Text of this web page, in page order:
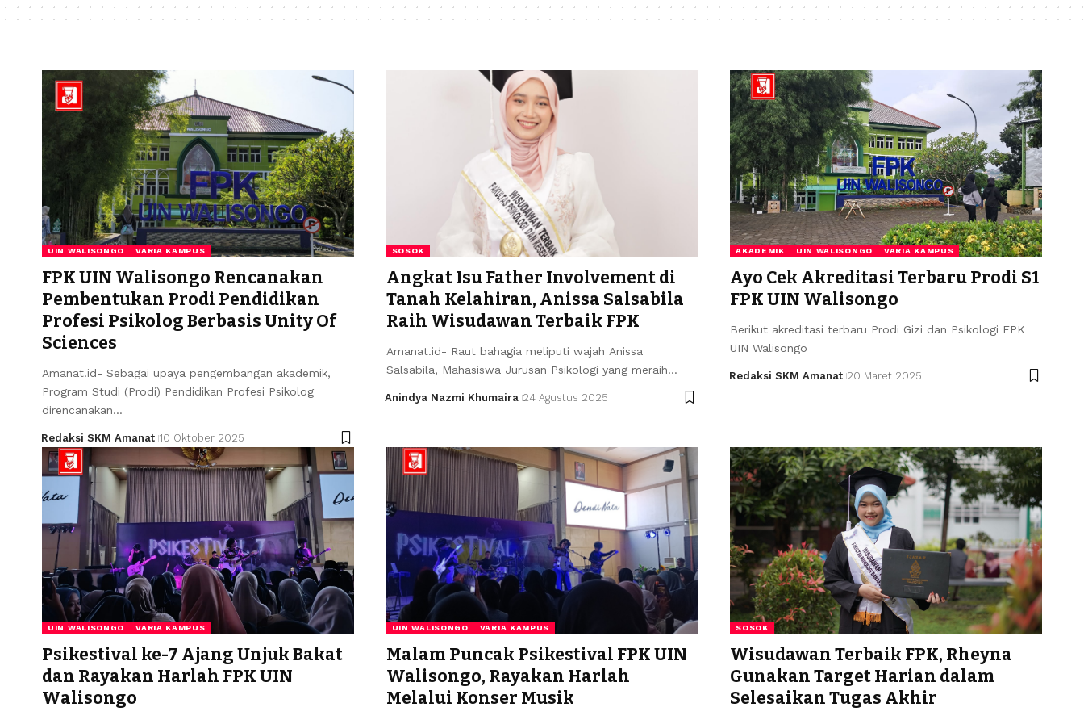
UIN WALISONGO VARIA KAMPUS
FPK UIN Walisongo Rencanakan
Pembentukan Prodi Pendidikan
Profesi Psikolog Berbasis Unity Of
Sciences
Amanat.id- Sebagai upaya pengembangan akademik,
Program Studi (Prodi) Pendidikan Profesi Psikolog
direncanakan…
Redaksi SKM Amanat 10 Oktober 2025
SOSOK
Angkat Isu Father Involvement di
Tanah Kelahiran, Anissa Salsabila
Raih Wisudawan Terbaik FPK
Amanat.id- Raut bahagia meliputi wajah Anissa
Salsabila, Mahasiswa Jurusan Psikologi yang meraih…
Anindya Nazmi Khumaira 24 Agustus 2025
AKADEMIK UIN WALISONGO VARIA KAMPUS
Ayo Cek Akreditasi Terbaru Prodi S1
FPK UIN Walisongo
Berikut akreditasi terbaru Prodi Gizi dan Psikologi FPK
UIN Walisongo
Redaksi SKM Amanat 20 Maret 2025
UIN WALISONGO VARIA KAMPUS
Psikestival ke-7 Ajang Unjuk Bakat
dan Rayakan Harlah FPK UIN
Walisongo
UIN WALISONGO VARIA KAMPUS
Malam Puncak Psikestival FPK UIN
Walisongo, Rayakan Harlah
Melalui Konser Musik
SOSOK
Wisudawan Terbaik FPK, Rheyna
Gunakan Target Harian dalam
Selesaikan Tugas Akhir